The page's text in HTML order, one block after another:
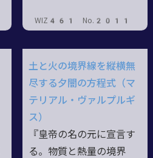
WIZ461 No.2011
土と火の境界線を縦横無
尽する夕闇の方程式（マ
テリアル・ヴァルプルギ
ス）
『皇帝の名の元に宣言す
る。物質と熱量の境界